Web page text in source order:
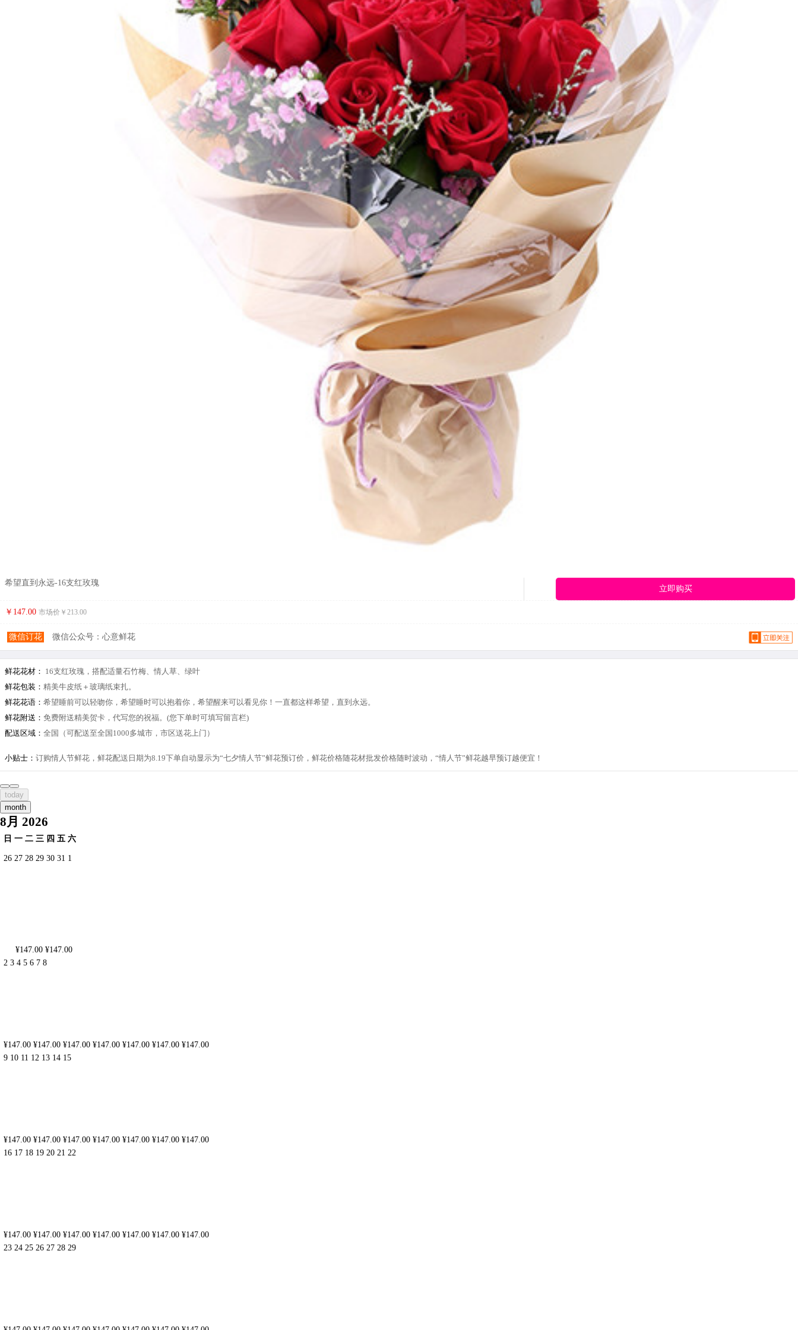
希望直到永远-16支红玫瑰
立即购买
￥147.00 市场价￥ 213.00
微信订花 微信公众号：心意鲜花
鲜花花材： 16支红玫瑰，搭配适量石竹梅、情人草、绿叶
鲜花包装： 精美牛皮纸＋玻璃纸束扎。
鲜花花语： 希望睡前可以轻吻你，希望睡时可以抱着你，希望醒来可以看见你！一直都这样希望，直到永远。
鲜花附送： 免费附送精美贺卡，代写您的祝福。(您下单时可填写留言栏)
配送区域： 全国（可配送至全国1000多城市，市区送花上门）
小贴士： 订购情人节鲜花，鲜花配送日期为8.19下单自动显示为“七夕情人节”鲜花预订价，鲜花价格随花材批发价格随时波动，“情人节”鲜花越早预订越便宜！
today
month
8月 2026
日 一 二 三 四 五 六
26 27 28 29 30 31 1
¥147.00 ¥147.00
2 3 4 5 6 7 8
¥147.00 ¥147.00 ¥147.00 ¥147.00 ¥147.00 ¥147.00 ¥147.00
9 10 11 12 13 14 15
¥147.00 ¥147.00 ¥147.00 ¥147.00 ¥147.00 ¥147.00 ¥147.00
16 17 18 19 20 21 22
¥147.00 ¥147.00 ¥147.00 ¥147.00 ¥147.00 ¥147.00 ¥147.00
23 24 25 26 27 28 29